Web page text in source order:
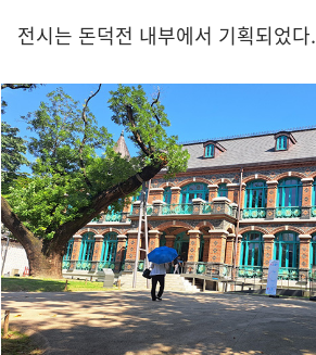
전시는 돈덕전 내부에서 기획되었다.